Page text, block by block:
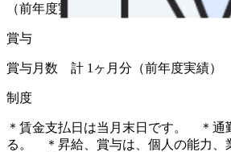
（前年度実績）
賞与
賞与月数 計 1ヶ月分（前年度実績）
制度
＊賃金支払日は当月末日です。 ＊通
る。 ＊昇給、賞与は、個人の能力